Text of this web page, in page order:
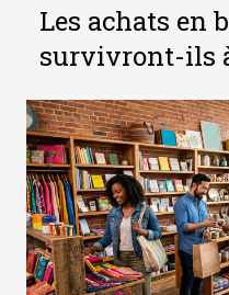
Les achats en
survivront-ils